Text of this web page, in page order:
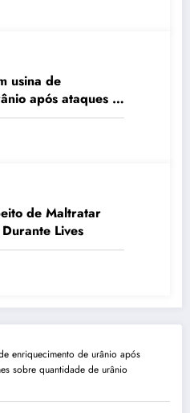
usina de
após ataques e
sobre
de Maltratar
Lives
enriquecimento de urânio após
sobre quantidade de urânio